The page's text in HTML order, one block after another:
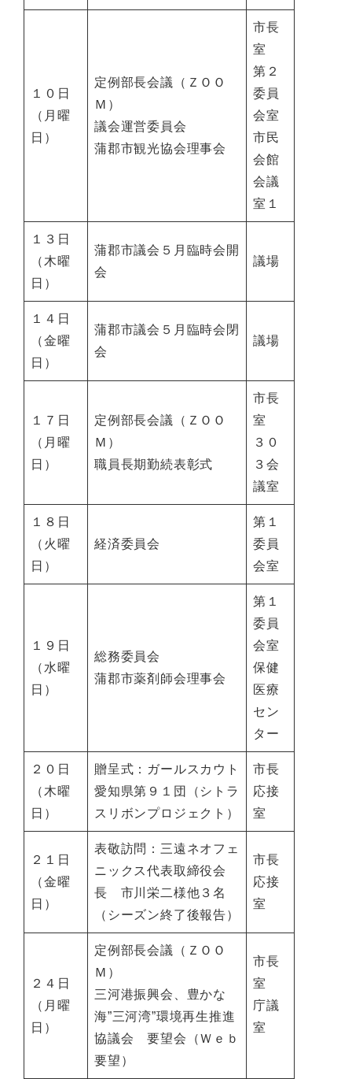
１０日
（月曜
日）
定例部長会議（ＺＯＯ
Ｍ）
議会運営委員会
蒲郡市観光協会理事会
市長
室
第２
委員
会室
市民
会館
会議
室１
１３日
（木曜
日）
蒲郡市議会５月臨時会開
会
議場
１４日
（金曜
日）
蒲郡市議会５月臨時会閉
会
議場
１７日
（月曜
日）
定例部長会議（ＺＯＯ
Ｍ）
職員長期勤続表彰式
市長
室
３０
３会
議室
１８日
（火曜
日）
経済委員会
第１
委員
会室
１９日
（水曜
日）
総務委員会
蒲郡市薬剤師会理事会
第１
委員
会室
保健
医療
セン
ター
２０日
（木曜
日）
贈呈式：ガールスカウト
愛知県第９１団（シトラ
スリボンプロジェクト）
市長
応接
室
２１日
（金曜
日）
表敬訪問：三遠ネオフェ
ニックス代表取締役会
長 市川栄二様他３名
（シーズン終了後報告）
市長
応接
室
２４日
（月曜
日）
定例部長会議（ＺＯＯ
Ｍ）
三河港振興会、豊かな
海”三河湾”環境再生推進
協議会 要望会（Ｗｅｂ
要望）
市長
室
庁議
室